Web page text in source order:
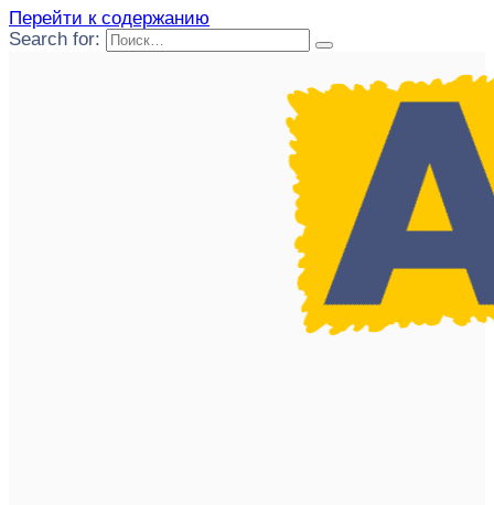
Перейти к содержанию
Search for: